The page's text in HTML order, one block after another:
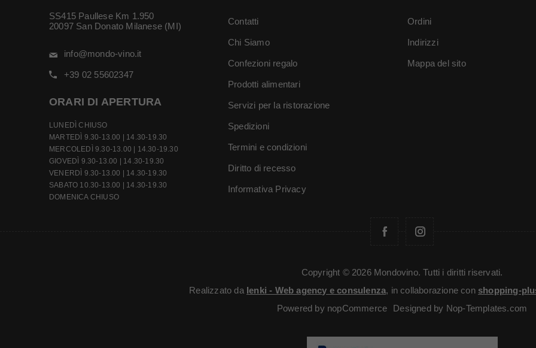
SS415 Paullese Km 1.950
20097 San Donato Milanese (MI)
info@mondo-vino.it
+39 02 55602347
ORARI DI APERTURA
LUNEDÌ CHIUSO
MARTEDÌ 9.30-13.00 | 14.30-19.30
MERCOLEDÌ 9.30-13.00 | 14.30-19.30
GIOVEDÌ 9.30-13.00 | 14.30-19.30
VENERDÌ 9.30-13.00 | 14.30-19.30
SABATO 10.30-13.00 | 14.30-19.30
DOMENICA CHIUSO
Contatti
Chi Siamo
Confezioni regalo
Prodotti alimentari
Servizi per la ristorazione
Spedizioni
Termini e condizioni
Diritto di recesso
Informativa Privacy
Ordini
Indirizzi
Mappa del sito
Copyright © 2026 Mondovino. Tutti i diritti riservati.
Realizzato da Ienki - Web agency e consulenza, in collaborazione con shopping-
Powered by nopCommerce Designed by Nop-Templates.com